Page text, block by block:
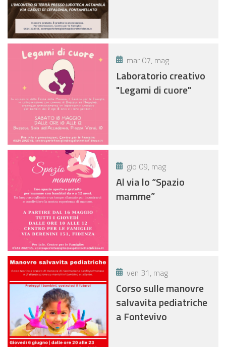
mar 07, mag
Laboratorio creativo
"Legami di cuore"
gio 09, mag
Al via lo “Spazio
mamme”
ven 31, mag
Corso sulle manovre
salvavita pediatriche
a Fontevivo